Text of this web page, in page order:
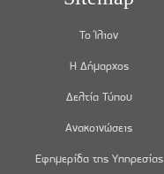
Το Ίλιον
Η Δήμαρχος
Δελτία Τύπου
Ανακοινώσεις
Εφημερίδα της Υπηρεσίας